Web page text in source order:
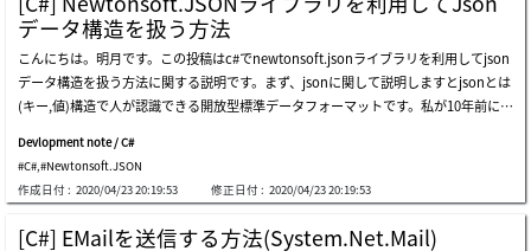
en-us/dotnet/api/system.dynamic.dynamicobject?view=netframework-4.8前から
このことを知ってたらよかったのにという物足りなさがあります。ここまでc#でdyn
amicタイプの動的パラメータ-dynamicobject(winformでasp.mvcのviewbagオブジ
ェクトを使用する方法)に関する説明でした。ご不明なところや間違いところがあれ
ばコメントしてください。
なります。 要素 説明 interpolationexpression 形式化する結果を生成する表現式で
す。nullの結果のライン表現はstring.emptyです。 alignment 補間表現式の結果の文
字列で最小文字数を定義する定数式です。正の場合は、文字列表現が右揃えされま
す。負の場合は左揃えです。 formatstring 式の結果タイプによってサポートされる
形式の文字列です。 補間表現式は三項演算子でも計算可能です。中括弧の表現は中
括弧を重ねることで表現できます。ここまでc#でstringの補間式(interpolation)に関
する説明でした。ご不明なところや間違いところがあればコメントしてください。
データ構造を扱う方法
こんにちは。明月です。この投稿はc#でnewtonsoft.jsonライブラリを利用してjson
データ構造を扱う方法に関する説明です。まず、jsonに関して説明しますとjsonとは
(キー,値)構造で人が認識できる開放型標準データフォーマットです。私が10年前に開
onタイプのデータを扱うプログラムが多いです。でもxmlを使わないことではないけ
れども、xmlより直観的な構造だし、データ修正がxmlよりしやすいからだと思いま
す。(xmlはタグの開き、閉めが間違っても全体エラーが発生します。)そのため、プ
ログラムライブラリでjsonを読み取るか書き込むのライブラリが多いですが、newto
Devlopment note / C#
#C#,#Newtonsoft.JSON
作成日付 : 2020/04/23 20:19:53 修正日付 : 2020/04/23 20:19:53
[C#] EMailを送信する方法(System.Net.Mail)